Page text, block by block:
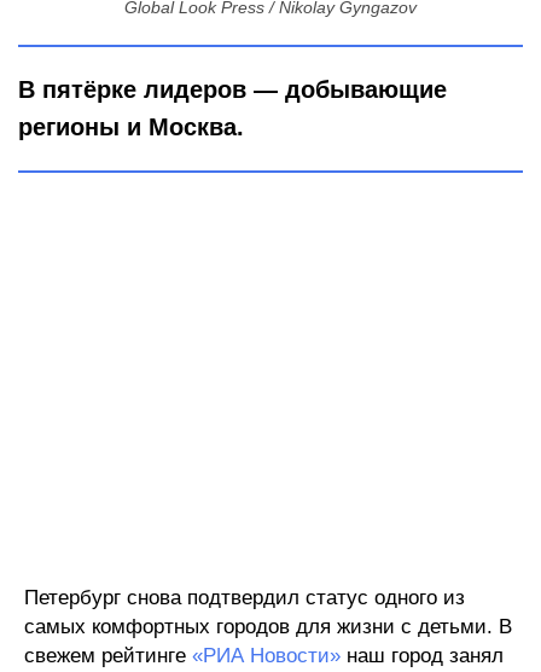
Global Look Press / Nikolay Gyngazov
В пятёрке лидеров — добывающие
регионы и Москва.
Петербург снова подтвердил статус одного из
самых комфортных городов для жизни с детьми. В
свежем рейтинге «РИА Новости» наш город занял